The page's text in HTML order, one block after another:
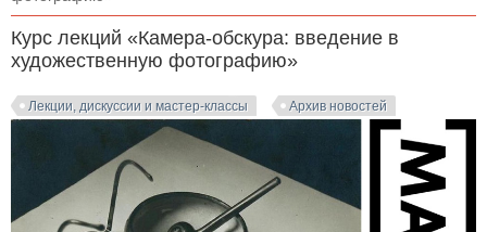
Курс лекций «Камера-обскура: введение в
художественную фотографию»
Лекции, дискуссии и мастер-классы Архив новостей